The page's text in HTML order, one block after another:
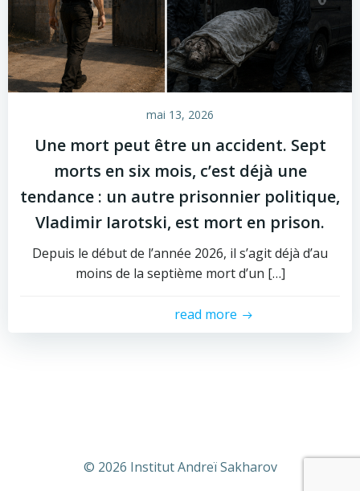
mai 13, 2026
Une mort peut être un accident. Sept
morts en six mois, c’est déjà une
tendance : un autre prisonnier politique,
Vladimir Iarotski, est mort en prison.
Depuis le début de l’année 2026, il s’agit déjà d’au
moins de la septième mort d’un […]
read more
© 2026 Institut Andreï Sakharov